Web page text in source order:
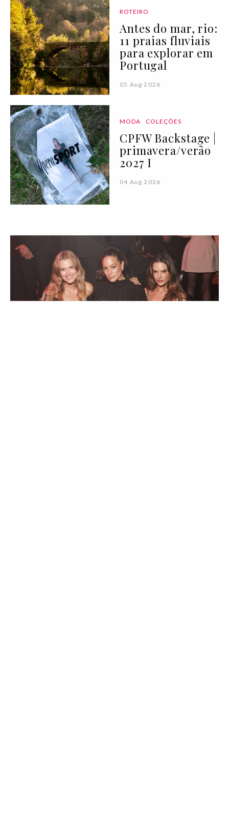
ROTEIRO
Antes do mar, rio:
11 praias fluviais
para explorar em
Portugal
05 Aug 2026
MODA COLEÇÕES
CPFW Backstage |
primavera/verão
2027 I
04 Aug 2026